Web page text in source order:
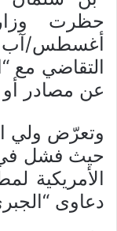
حظرت
أغسطس/آب
التقاضي مع
عن مصادر أو
وتعرّض ولي
حيث فشل
الأمريكية
دعاوى